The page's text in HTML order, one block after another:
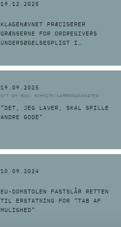
19.12.2025
KLAGENÆVNET PRÆCISERER
GRÆNSERNE FOR ORDREGIVERS
UNDERSØGELSESPLIGT I
19.09.2025
NYT OM POUL SCHMITH/KAMMERADVOKATEN
”DET, JEG LAVER, SKAL SPILLE
ANDRE GODE”
10.09.2024
EU-DOMSTOLEN FASTSLÅR RETTEN
TIL ERSTATNING FOR ”TAB AF
MULIGHED”